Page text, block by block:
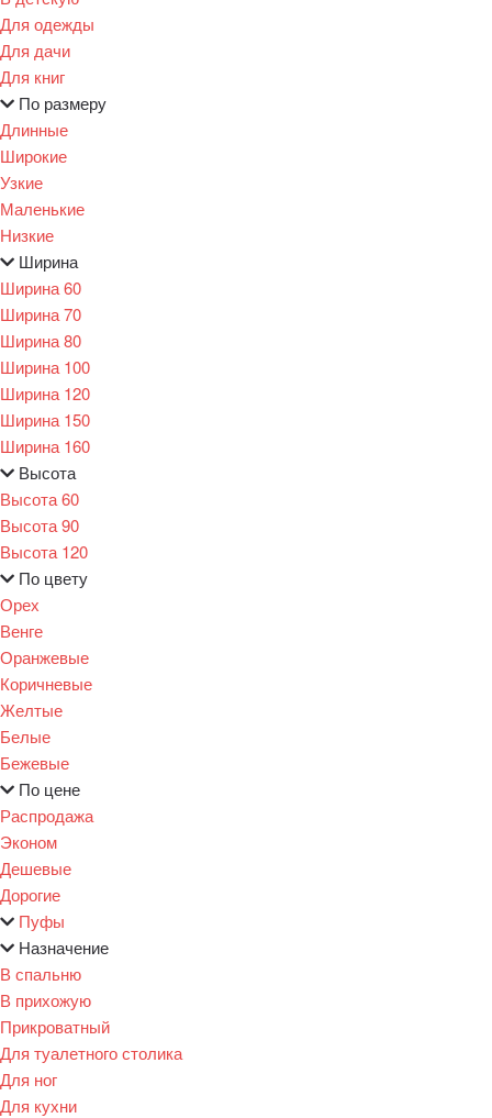
Для одежды
Для дачи
Для книг
По размеру
Длинные
Широкие
Узкие
Маленькие
Низкие
Ширина
Ширина 60
Ширина 70
Ширина 80
Ширина 100
Ширина 120
Ширина 150
Ширина 160
Высота
Высота 60
Высота 90
Высота 120
По цвету
Орех
Венге
Оранжевые
Коричневые
Желтые
Белые
Бежевые
По цене
Распродажа
Эконом
Дешевые
Дорогие
Пуфы
Назначение
В спальню
В прихожую
Прикроватный
Для туалетного столика
Для ног
Для кухни